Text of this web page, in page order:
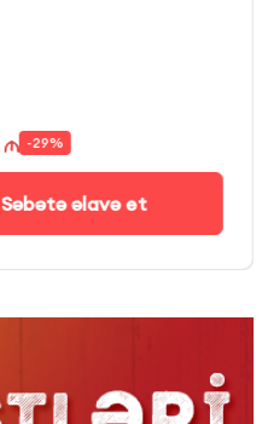
-29%
Səbətə əlavə et